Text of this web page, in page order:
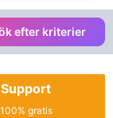
relation à très
pas à vie!
pas
efter kriterier
Support
100% gratis